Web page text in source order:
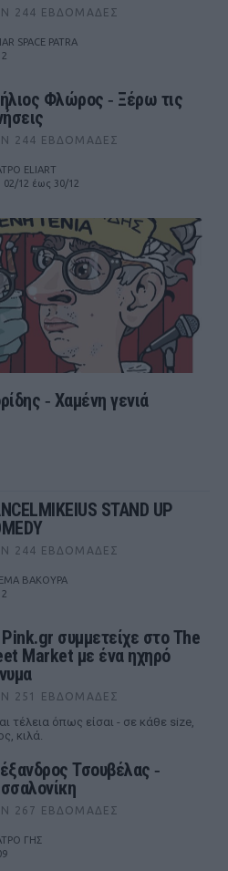
244 ΕΒΔΟΜΆΔΕΣ
SPACE PATRA
Φλώρος ‑ Ξέρω τις
244 ΕΒΔΟΜΆΔΕΣ
ELIART
02/12 έως 30/12
‑ Χαμένη γενιά
STAND UP
244 ΕΒΔΟΜΆΔΕΣ
ΒΑΚΟΥΡΑ
συμμετείχε στο The
Market με ένα ηχηρό
251 ΕΒΔΟΜΆΔΕΣ
τέλεια όπως είσαι - σε κάθε size,
κιλά.
Τσουβέλας ‑
267 ΕΒΔΟΜΆΔΕΣ
ΓΗΣ